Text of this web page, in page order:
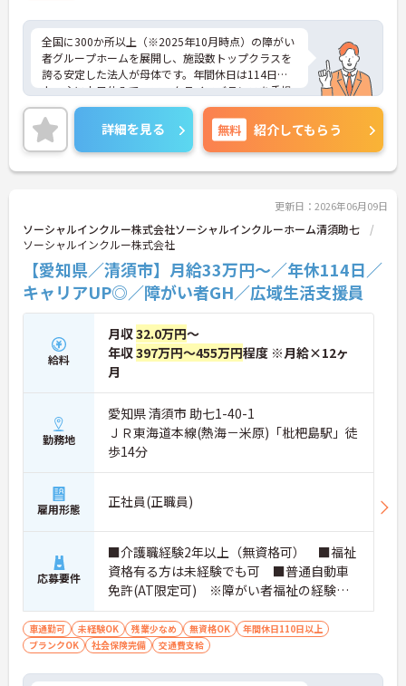
全国に300か所以上（※2025年10月時点）の障がい
者グループホームを展開し、施設数トップクラスを
誇る安定した法人が母体です。年間休日は114日以
上、主に土日休みで、ワークライフバランスを重視
した働き方が可能です。産前産後・育児休暇制度も
あり、子育て世代も安心して働ける環境が整ってい
ます。一般社員研修や外部勉強会受講支援制度など
を通じて着実にスキルアップもできます。チームを
まとめ、メンバーの成長を後押しすることにやりが
の職場です。ご興味のある方は詳細等をお伝えしま
すので、お気軽にお問い合わせください。
詳細を見る 無料 紹介してもらう
更新日：2026年06月09日
ソーシャルインクルー株式会社ソーシャルインクルーホーム清須助七
ソーシャルインクルー株式会社
【愛知県／清須市】月給33万円～／年休114日／
キャリアUP◎／障がい者GH／広域生活支援員
給料
月収32.0万円～
年収397万円～455万円程度 ※月給×12ヶ
月
勤務地
愛知県 清須市 助七1-40-1
ＪＲ東海道本線(熱海－米原)「枇杷島駅」徒
歩14分
雇用形態 正社員(正職員)
応募要件
■介護職経験2年以上（無資格可） ■福祉
資格有る方は未経験でも可 ■普通自動車
免許(AT限定可) ※障がい者福祉の経験は
不問です。※実務経験2年以上の方、障がい
者福祉に関する経験をお持ちの方大歓迎
車通勤可 未経験OK 残業少なめ 無資格OK
年間休日110日以上
ブランクOK
社会保険完備 交通費支給